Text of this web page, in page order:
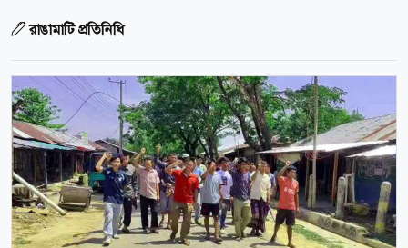
রাঙামাটি প্রতিনিধি